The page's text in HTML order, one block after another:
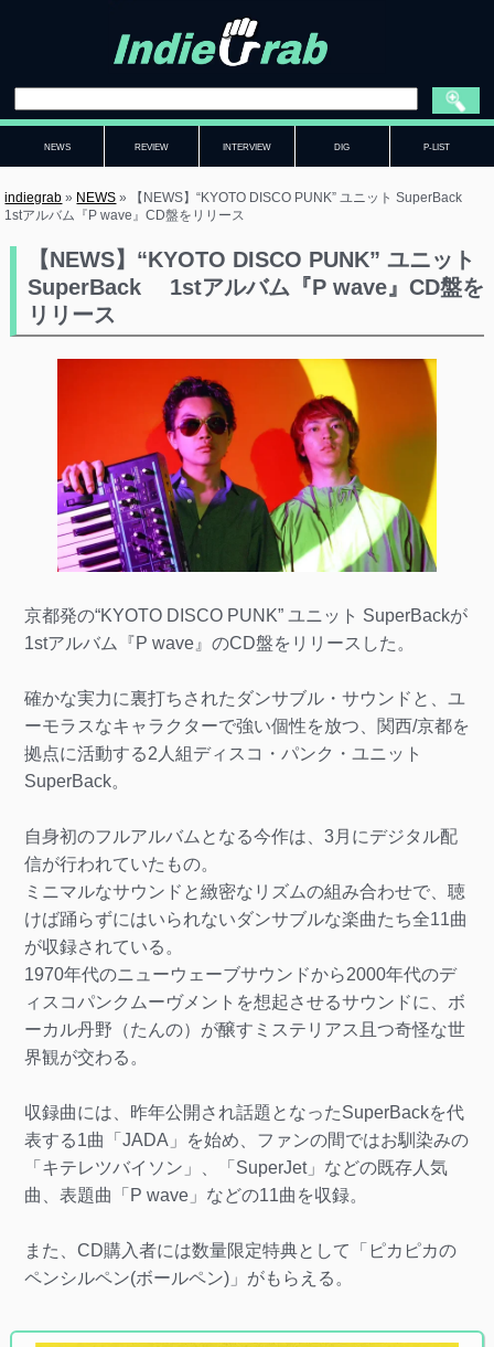
NEWS REVIEW INTERVIEW DIG P-LIST
indiegrab » NEWS »
【NEWS】“KYOTO DISCO PUNK” ユニット SuperBack
1stアルバム『P wave』CD盤をリリース
【NEWS】“KYOTO DISCO PUNK” ユニット
SuperBack 1stアルバム『P wave』CD盤を
リリース
京都発の“KYOTO DISCO PUNK” ユニット SuperBackが
1stアルバム『P wave』のCD盤をリリースした。
確かな実力に裏打ちされたダンサブル・サウンドと、ユ
ーモラスなキャラクターで強い個性を放つ、関西/京都を
拠点に活動する2人組ディスコ・パンク・ユニット
SuperBack。
自身初のフルアルバムとなる今作は、3月にデジタル配
信が行われていたもの。
ミニマルなサウンドと緻密なリズムの組み合わせで、聴
けば踊らずにはいられないダンサブルな楽曲たち全11曲
が収録されている。
1970年代のニューウェーブサウンドから2000年代のデ
ィスコパンクムーヴメントを想起させるサウンドに、ボ
ーカル丹野（たんの）が醸すミステリアス且つ奇怪な世
界観が交わる。
収録曲には、昨年公開され話題となったSuperBackを代
表する1曲「JADA」を始め、ファンの間ではお馴染みの
「キテレツバイソン」、「SuperJet」などの既存人気
曲、表題曲「P wave」などの11曲を収録。
また、CD購入者には数量限定特典として「ピカピカの
ペンシルペン(ボールペン)」がもらえる。